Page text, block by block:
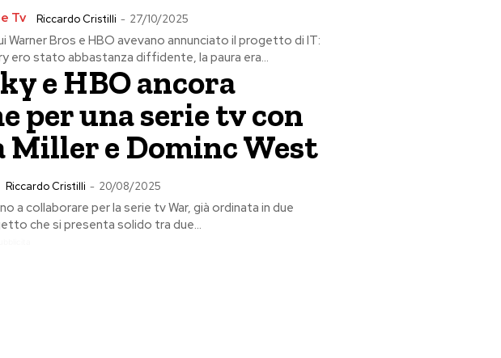
Tv Riccardo Cristilli - 27/10/2025
Warner Bros e HBO avevano annunciato il progetto di IT:
ero stato abbastanza diffidente, la paura era...
e HBO ancora
per una serie tv con
Miller e Dominc West
Riccardo Cristilli - 20/08/2025
a collaborare per la serie tv War, già ordinata in due
che si presenta solido tra due...